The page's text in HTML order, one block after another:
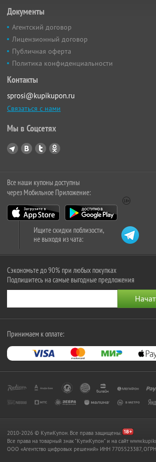
Документы
Агентский договор
Лицензионный договор
Публичная оферта
Политика конфиденциальности
Контакты
sprosi@kupikupon.ru
Связаться с нами
Мы в Соцсетях
Все наши купоны доступны
через Мобильное Приложение:
Ищите скидки поблизости,
не выходя из чата:
Сэкономьте до 90% при любых покупках
Подпишитесь на самые выгодные предложения
Принимаем к оплате:
2010-2026 © КупиКупон. Все права защищены.
Все права на товарный знак "КупиКупон" и на сайт
OOO «Агентство цифровых решений» ИНН 7705523387,